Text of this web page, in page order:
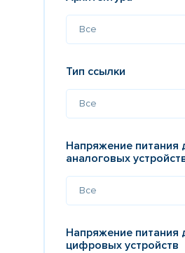
Все
Тип ссылки
Все
Напряжение питания
аналоговых
Все
Напряжение питания
цифровых устройств